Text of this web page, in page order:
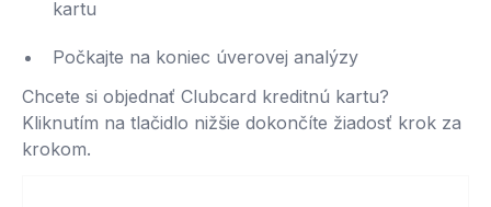
kartu
Počkajte na koniec úverovej analýzy
Chcete si objednať Clubcard kreditnú kartu?
Kliknutím na tlačidlo nižšie dokončíte žiadosť krok za
krokom.